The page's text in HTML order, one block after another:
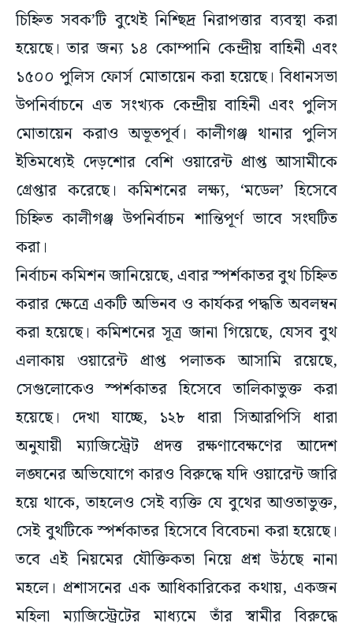
চিহ্নিত সবক’টি বুথেই নিশ্ছিদ্র নিরাপত্তার ব্যবস্থা করা
হয়েছে। তার জন্য ১৪ কোম্পানি কেন্দ্রীয় বাহিনী এবং
১৫০০ পুলিস ফোর্স মোতায়েন করা হয়েছে।‌ বিধানসভা
উপনির্বাচনে এত সংখ্যক কেন্দ্রীয় বাহিনী এবং পুলিস
মোতায়েন করাও অভূতপূর্ব। কালীগঞ্জ থানার পুলিস
ইতিমধ্যেই দেড়শোর বেশি ওয়ারেন্ট প্রাপ্ত আসামীকে
গ্রেপ্তার করেছে। কমিশনের লক্ষ্য, ‘মডেল’ হিসেবে
চিহ্নিত কালীগঞ্জ উপনির্বাচন শান্তিপূর্ণ ভাবে সংঘটিত
করা।
নির্বাচন কমিশন জানিয়েছে, এবার স্পর্শকাতর বুথ চিহ্নিত
করার ক্ষেত্রে একটি অভিনব ও কার্যকর পদ্ধতি অবলম্বন
করা হয়েছে। কমিশনের সূত্র জানা গিয়েছে, যেসব বুথ
এলাকায় ওয়ারেন্ট প্রাপ্ত পলাতক আসামি রয়েছে,
সেগুলোকেও স্পর্শকাতর হিসেবে তালিকাভুক্ত করা
হয়েছে। দেখা যাচ্ছে, ১২৮ ধারা সিআরপিসি ধারা
অনুযায়ী ম্যাজিস্ট্রেট প্রদত্ত রক্ষণাবেক্ষণের আদেশ
লঙ্ঘনের অভিযোগে কারও বিরুদ্ধে যদি ওয়ারেন্ট জারি
হয়ে থাকে, তাহলেও সেই ব্যক্তি যে বুথের আওতাভুক্ত,
সেই বুথটিকে স্পর্শকাতর হিসেবে বিবেচনা করা হয়েছে।
তবে এই নিয়মের যৌক্তিকতা নিয়ে প্রশ্ন উঠছে নানা
মহলে। প্রশাসনের এক আধিকারিকের কথায়, একজন
মহিলা ম্যাজিস্ট্রেটের মাধ্যমে তাঁর স্বামীর বিরুদ্ধে